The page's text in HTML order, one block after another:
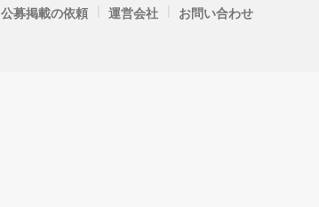
公募掲載の依頼 | 運営会社 | お問い合わせ